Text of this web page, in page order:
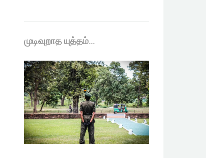
முடிவுறாத யுத்தம்…